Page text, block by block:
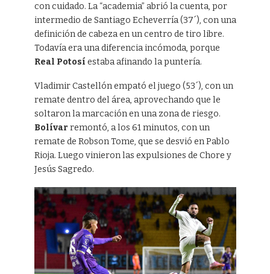
con cuidado. La “academia” abrió la cuenta, por
intermedio de Santiago Echeverría (37´), con una
definición de cabeza en un centro de tiro libre.
Todavía era una diferencia incómoda, porque
Real Potosí estaba afinando la puntería.
Vladimir Castellón empató el juego (53´), con un
remate dentro del área, aprovechando que le
soltaron la marcación en una zona de riesgo.
Bolívar remontó, a los 61 minutos, con un
remate de Robson Tome, que se desvió en Pablo
Rioja. Luego vinieron las expulsiones de Chore y
Jesús Sagredo.